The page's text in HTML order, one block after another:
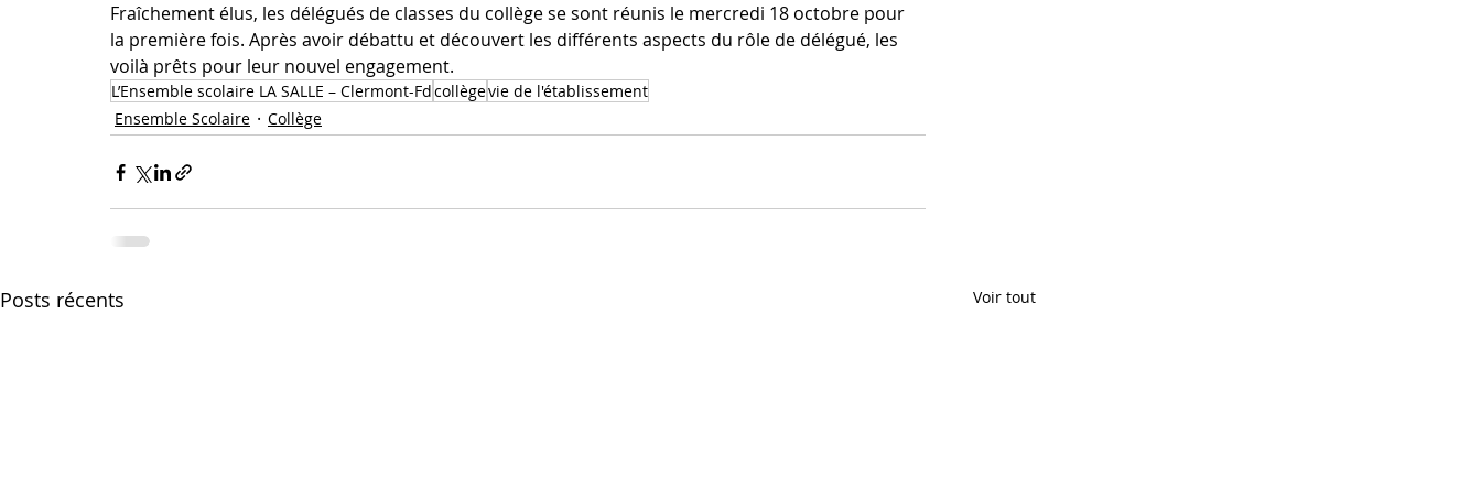
Fraîchement élus, les délégués de classes du collège se sont réunis le mercredi 18 octobre pour
la première fois. Après avoir débattu et découvert les différents aspects du rôle de délégué, les
voilà prêts pour leur nouvel engagement.
L’Ensemble scolaire LA SALLE – Clermont-Fdcollègevie de l'établissement
Ensemble Scolaire
Collège
Posts récents Voir tout